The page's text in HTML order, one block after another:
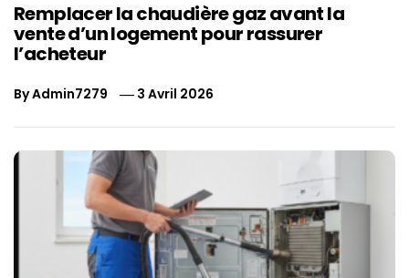
Remplacer la chaudière gaz avant la
vente d’un logement pour rassurer
l’acheteur
ByAdmin7279 3 Avril 2026